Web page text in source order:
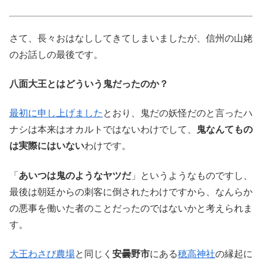
さて、長々おはなししてきてしまいましたが、信州の山姥
のお話しの最後です。
八面大王とはどういう鬼だったのか？
最初に申し上げました とおり、鬼だの妖怪だのと言ったハ
ナシは本来はオカルトではないわけでして、
鬼なんてもの
は実際にはいないわけです。
「 あいつは鬼のようなヤツだ」というようなものですし、
最後は朝廷からの刺客に倒されたわけですから、なんらか
の悪事を働いた者のことだったのではないかと考えられま
す。
大王わさび農場と同じく 安曇野市にある穂高神社の縁起に